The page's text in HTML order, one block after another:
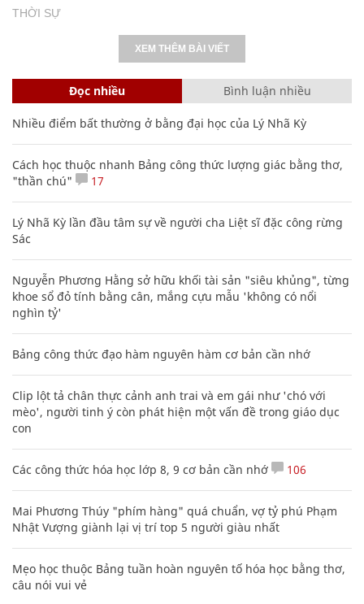
THỜI SỰ
XEM THÊM BÀI VIẾT
Đọc nhiều Bình luận nhiều
Nhiều điểm bất thường ở bằng đại học của Lý Nhã Kỳ
Cách học thuộc nhanh Bảng công thức lượng giác bằng thơ,
"thần chú"
17
Lý Nhã Kỳ lần đầu tâm sự về người cha Liệt sĩ đặc công rừng
Sác
Nguyễn Phương Hằng sở hữu khối tài sản "siêu khủng", từng
khoe sổ đỏ tính bằng cân, mắng cựu mẫu 'không có nổi
nghìn tỷ'
Bảng công thức đạo hàm nguyên hàm cơ bản cần nhớ
Clip lột tả chân thực cảnh anh trai và em gái như 'chó với
mèo', người tinh ý còn phát hiện một vấn đề trong giáo dục
con
Các công thức hóa học lớp 8, 9 cơ bản cần nhớ 106
Mai Phương Thúy "phím hàng" quá chuẩn, vợ tỷ phú Phạm
Nhật Vượng giành lại vị trí top 5 người giàu nhất
Mẹo học thuộc Bảng tuần hoàn nguyên tố hóa học bằng thơ,
câu nói vui vẻ